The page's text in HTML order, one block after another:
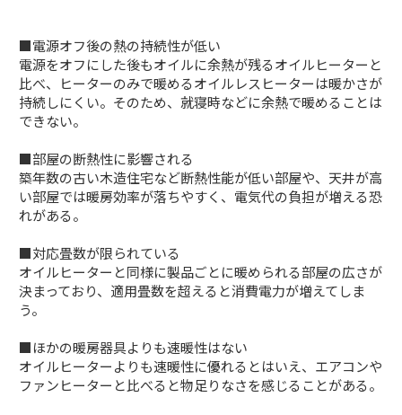
■電源オフ後の熱の持続性が低い
電源をオフにした後もオイルに余熱が残るオイルヒーターと
比べ、ヒーターのみで暖めるオイルレスヒーターは暖かさが
持続しにくい。そのため、就寝時などに余熱で暖めることは
できない。
■部屋の断熱性に影響される
築年数の古い木造住宅など断熱性能が低い部屋や、天井が高
い部屋では暖房効率が落ちやすく、電気代の負担が増える恐
れがある。
■対応畳数が限られている
オイルヒーターと同様に製品ごとに暖められる部屋の広さが
決まっており、適用畳数を超えると消費電力が増えてしま
う。
■ほかの暖房器具よりも速暖性はない
オイルヒーターよりも速暖性に優れるとはいえ、エアコンや
ファンヒーターと比べると物足りなさを感じることがある。